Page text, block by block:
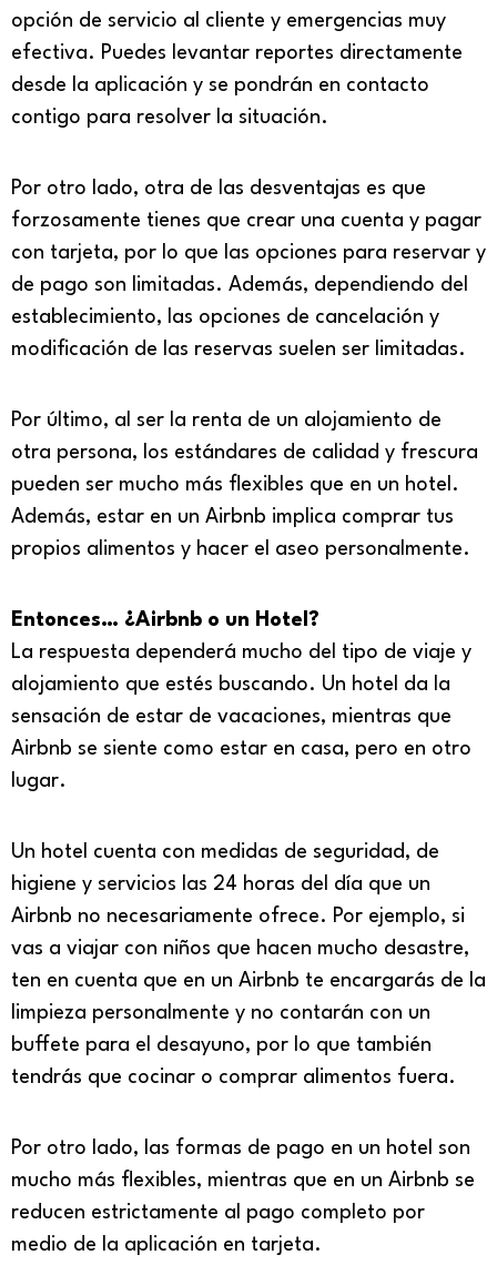
opción de servicio al cliente y emergencias muy
efectiva. Puedes levantar reportes directamente
desde la aplicación y se pondrán en contacto
contigo para resolver la situación.
Por otro lado, otra de las desventajas es que
forzosamente tienes que crear una cuenta y pagar
con tarjeta, por lo que las opciones para reservar y
de pago son limitadas. Además, dependiendo del
establecimiento, las opciones de cancelación y
modificación de las reservas suelen ser limitadas.
Por último, al ser la renta de un alojamiento de
otra persona, los estándares de calidad y frescura
pueden ser mucho más flexibles que en un hotel.
Además, estar en un Airbnb implica comprar tus
propios alimentos y hacer el aseo personalmente.
Entonces… ¿Airbnb o un Hotel?
La respuesta dependerá mucho del tipo de viaje y
alojamiento que estés buscando. Un hotel da la
sensación de estar de vacaciones, mientras que
Airbnb se siente como estar en casa, pero en otro
lugar.
Un hotel cuenta con medidas de seguridad, de
higiene y servicios las 24 horas del día que un
Airbnb no necesariamente ofrece. Por ejemplo, si
vas a viajar con niños que hacen mucho desastre,
ten en cuenta que en un Airbnb te encargarás de la
limpieza personalmente y no contarán con un
buffete para el desayuno, por lo que también
tendrás que cocinar o comprar alimentos fuera.
Por otro lado, las formas de pago en un hotel son
mucho más flexibles, mientras que en un Airbnb se
reducen estrictamente al pago completo por
medio de la aplicación en tarjeta.